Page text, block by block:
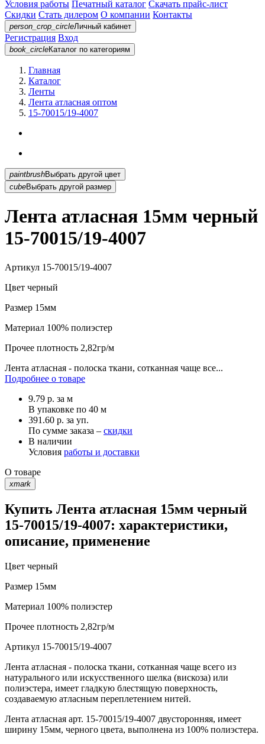
Условия работы Печатный каталог Скачать прайс-лист
Скидки Стать дилером О компании Контакты
person_crop_circleЛичный кабинет
Регистрация Вход
book_circleКаталог по категориям
Главная
Каталог
Ленты
Лента атласная оптом
15-70015/19-4007
paintbrush
Выбрать другой цвет
cubeВыбрать другой размер
Лента атласная 15мм черный
15-70015/19-4007
Артикул 15-70015/19-4007
Цвет черный
Размер 15мм
Материал 100% полиэстер
Прочее плотность 2,82гр/м
Лента атласная - полоска ткани, сотканная чаще все...
Подробнее о товаре
9.79 р. за м
В упаковке по 40 м
391.60 р. за уп.
По сумме заказа – скидки
В наличии
Условия работы и доставки
О товаре
xmark
Купить Лента атласная 15мм черный
15-70015/19-4007: характеристики,
описание, применение
Цвет черный
Размер 15мм
Материал 100% полиэстер
Прочее плотность 2,82гр/м
Артикул 15-70015/19-4007
Лента атласная - полоска ткани, сотканная чаще всего из
натурального или искусственного шелка (вискоза) или
полиэстера, имеет гладкую блестящую поверхность,
создаваемую атласным переплетением нитей.
Лента атласная арт. 15-70015/19-4007 двусторонняя, имеет
ширину 15мм, черного цвета, выполнена из 100% полиэстера.